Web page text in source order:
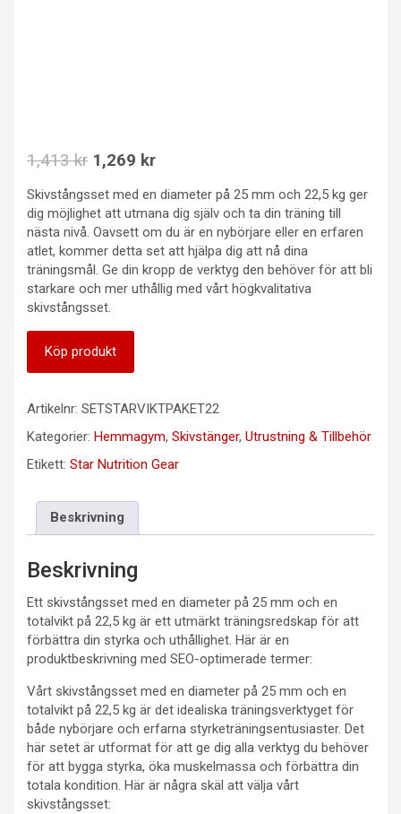
1,413kr Det
priset
var:
1,413 kr.
1,269 krDet
priset
är:
1,269 kr.
Skivstångsset med en diameter på 25 mm och 22,5 kg ger
dig möjlighet att utmana dig själv och ta din träning till
nästa nivå. Oavsett om du är en nybörjare eller en erfaren
atlet, kommer detta set att hjälpa dig att nå dina
träningsmål. Ge din kropp de verktyg den behöver för att bli
starkare och mer uthållig med vårt högkvalitativa
skivstångsset.
Köp produkt
Artikelnr: SETSTARVIKTPAKET22
Kategorier: Hemmagym, Skivstänger, Utrustning & Tillbehör
Etikett: Star Nutrition Gear
Beskrivning
Beskrivning
Ett skivstångsset med en diameter på 25 mm och en
totalvikt på 22,5 kg är ett utmärkt träningsredskap för att
förbättra din styrka och uthållighet. Här är en
produktbeskrivning med SEO-optimerade termer:
Vårt skivstångsset med en diameter på 25 mm och en
totalvikt på 22,5 kg är det idealiska träningsverktyget för
både nybörjare och erfarna styrketräningsentusiaster. Det
här setet är utformat för att ge dig alla verktyg du behöver
för att bygga styrka, öka muskelmassa och förbättra din
totala kondition. Här är några skäl att välja vårt
skivstångsset: